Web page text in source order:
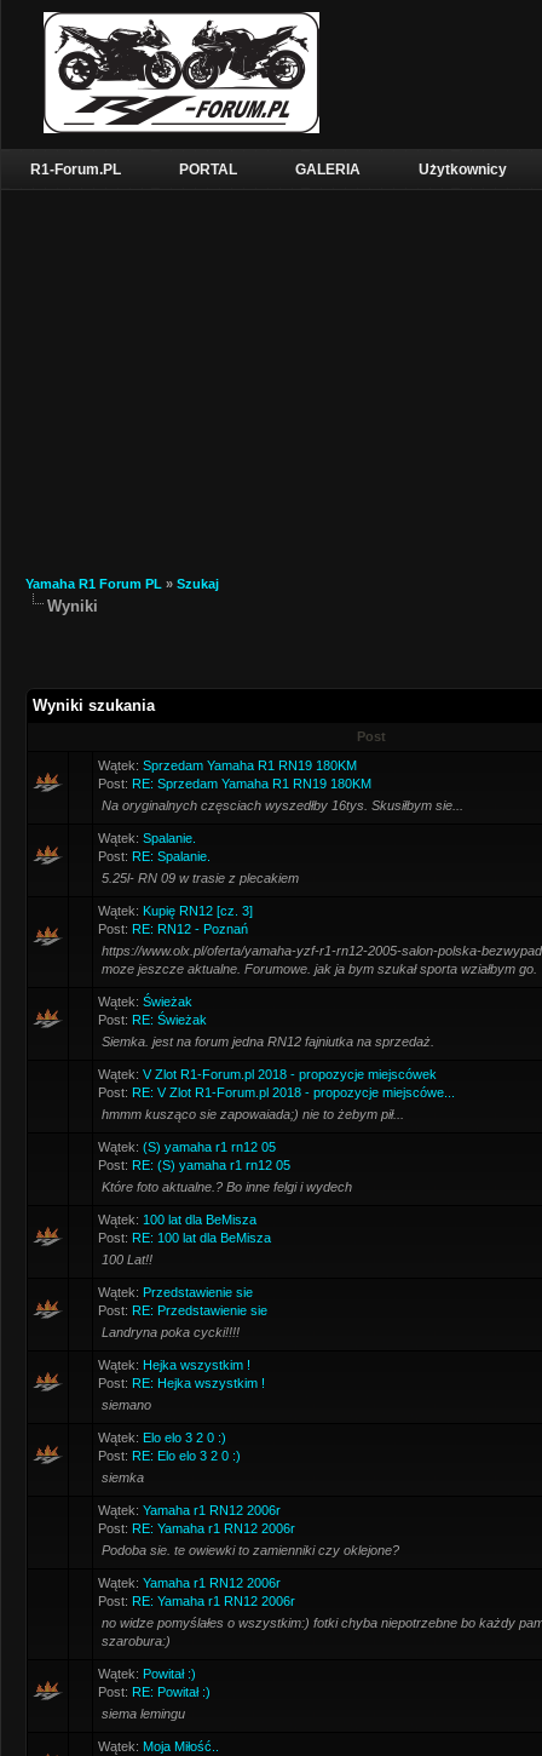
R1-Forum.PL PORTAL GALERIA Użytkownicy
Yamaha R1 Forum PL » Szukaj
Wyniki
Wyniki szukania
Post
Wątek: Sprzedam Yamaha R1 RN19 180KM
Post: RE: Sprzedam Yamaha R1 RN19 180KM
Na oryginalnych częsciach wyszedłby 16tys. Skusiłbym sie...
Wątek: Spalanie.
Post: RE: Spalanie.
5.25l- RN 09 w trasie z plecakiem
Wątek: Kupię RN12 [cz. 3]
Post: RE: RN12 - Poznań
https://www.olx.pl/oferta/yamaha-yzf-r1-rn12-2005-salon-polska-
moze jeszcze aktualne. Forumowe. jak ja bym szukał sporta wziałbym go.
Wątek: Świeżak
Post: RE: Świeżak
Siemka. jest na forum jedna RN12 fajniutka na sprzedaż.
Wątek: V Zlot R1-Forum.pl 2018 - propozycje miejscówek
Post: RE: V Zlot R1-Forum.pl 2018 - propozycje miejscówe...
hmmm kusząco sie zapowaiada;) nie to żebym pił...
Wątek: (S) yamaha r1 rn12 05
Post: RE: (S) yamaha r1 rn12 05
Które foto aktualne.? Bo inne felgi i wydech
Wątek: 100 lat dla BeMisza
Post: RE: 100 lat dla BeMisza
100 Lat!!
Wątek: Przedstawienie sie
Post: RE: Przedstawienie sie
Landryna poka cycki!!!!
Wątek: Hejka wszystkim !
Post: RE: Hejka wszystkim !
siemano
Wątek: Elo elo 3 2 0 :)
Post: RE: Elo elo 3 2 0 :)
siemka
Wątek: Yamaha r1 RN12 2006r
Post: RE: Yamaha r1 RN12 2006r
Podoba sie. te owiewki to zamienniki czy oklejone?
Wątek: Yamaha r1 RN12 2006r
Post: RE: Yamaha r1 RN12 2006r
no widze pomyślałes o wszystkim:) fotki chyba niepotrzebne bo każdy
szarobura:)
Wątek: Powitał :)
Post: RE: Powitał :)
siema lemingu
Wątek: Moja Miłość..